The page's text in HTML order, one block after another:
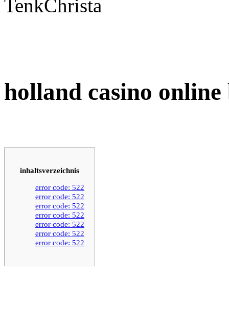
holland casino
inhaltsverzeichnis
error code: 522
error code: 522
error code: 522
error code: 522
error code: 522
error code: 522
error code: 522